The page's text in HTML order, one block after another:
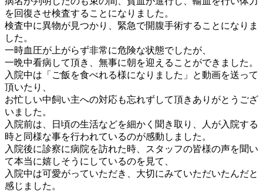
を回復させ検査することになりました。
検査中に異物が見つかり、緊急で開腹手術することになりま
した。
一時血圧が上がらず非常に危険な状態でしたが、
一晩中看病して頂き、無事に朝を迎えることができました。
入院中は「ご飯を食べれる様になりました」と動画を送って
頂いたり、
お忙しい中飼い主への対応も忘れずして頂きありがとうござ
いました。
入院前は、日頃の生活などを細かく聞き取り、人が入院する
時と同様な事を行われているのが感動しました。
入院後に診察に病院を訪れた時、スタッフの皆様の声を聞い
て本当に嬉しそうにしているのを見て、
入院中は可愛がっていただき、大切にみていただいたんだと
感じました。